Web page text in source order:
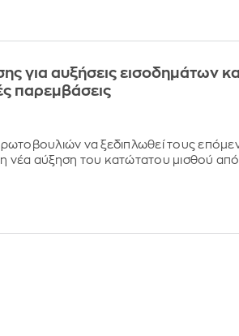
για αυξήσεις εισοδημάτων
παρεμβάσεις
να ξεδιπλωθεί τους
νέα αύξηση του κατώτατου μισθού από